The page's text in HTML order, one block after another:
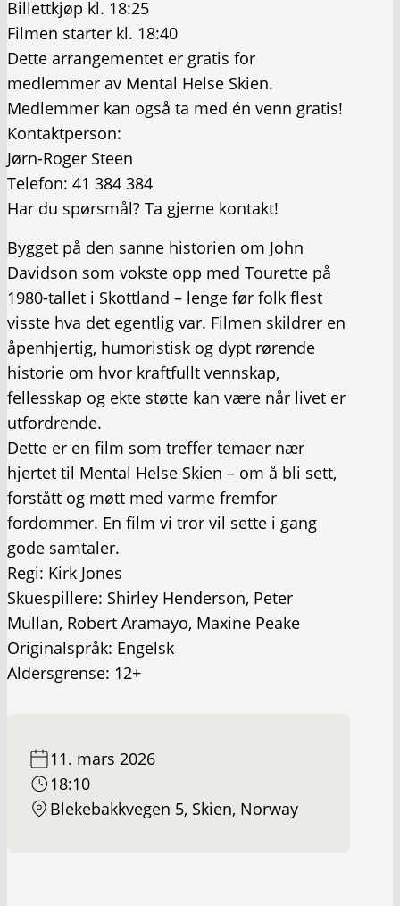
Billettkjøp kl. 18:25
Filmen starter kl. 18:40
Dette arrangementet er gratis for
medlemmer av Mental Helse Skien.
Medlemmer kan også ta med én venn gratis!
Kontaktperson:
Jørn-Roger Steen
Telefon: 41 384 384
Har du spørsmål? Ta gjerne kontakt!
Bygget på den sanne historien om John
Davidson som vokste opp med Tourette på
1980-tallet i Skottland – lenge før folk flest
visste hva det egentlig var. Filmen skildrer en
åpenhjertig, humoristisk og dypt rørende
historie om hvor kraftfullt vennskap,
fellesskap og ekte støtte kan være når livet er
utfordrende.
Dette er en film som treffer temaer nær
hjertet til Mental Helse Skien – om å bli sett,
forstått og møtt med varme fremfor
fordommer. En film vi tror vil sette i gang
gode samtaler.
Regi: Kirk Jones
Skuespillere: Shirley Henderson, Peter
Mullan, Robert Aramayo, Maxine Peake
Originalspråk: Engelsk
Aldersgrense: 12+
11. mars 2026
18:10
Blekebakkvegen 5, Skien, Norway